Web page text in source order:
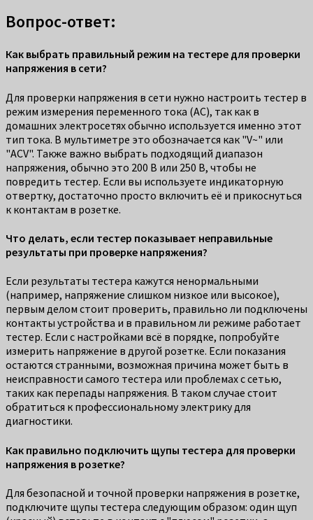
Вопрос-ответ:
Как выбрать правильный режим на тестере для проверки
напряжения в сети?
Для проверки напряжения в сети нужно настроить тестер в
режим измерения переменного тока (AC), так как в
домашних электросетях обычно используется именно этот
тип тока. В мультиметре это обозначается как "V~" или
"ACV". Также важно выбрать подходящий диапазон
напряжения, обычно это 200 В или 250 В, чтобы не
повредить тестер. Если вы используете индикаторную
отвертку, достаточно просто включить её и прикоснуться
к контактам в розетке.
Что делать, если тестер показывает неправильные
результаты при проверке напряжения?
Если результаты тестера кажутся ненормальными
(например, напряжение слишком низкое или высокое),
первым делом стоит проверить, правильно ли подключены
контакты устройства и в правильном ли режиме работает
тестер. Если с настройками всё в порядке, попробуйте
измерить напряжение в другой розетке. Если показания
остаются странными, возможная причина может быть в
неисправности самого тестера или проблемах с сетью,
таких как перепады напряжения. В таком случае стоит
обратиться к профессиональному электрику для
диагностики.
Как правильно подключить щупы тестера для проверки
напряжения в розетке?
Для безопасной и точной проверки напряжения в розетке,
подключите щупы тестера следующим образом: один щуп